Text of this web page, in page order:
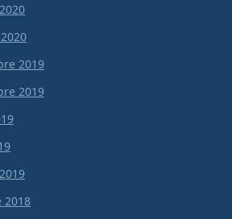
2019
2019
2018